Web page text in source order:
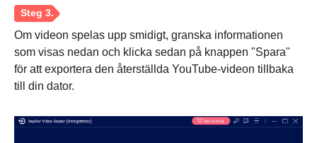
Om videon spelas upp smidigt, granska informationen
som visas nedan och klicka sedan på knappen "Spara"
för att exportera den återställda YouTube-videon tillbaka
till din dator.